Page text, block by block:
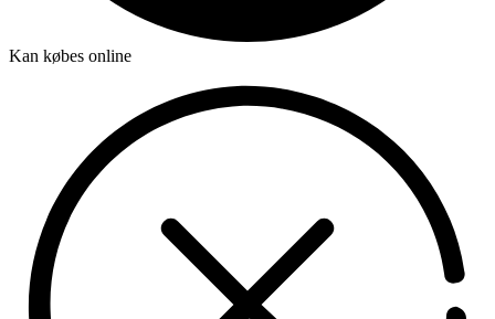
Kan købes online